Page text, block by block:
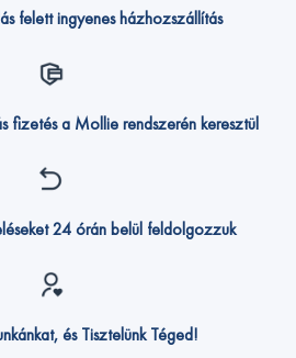
felett ingyenes házhozszállítás
fizetés a Mollie rendszerén keresztül
24 órán belül feldolgozzuk
és Tisztelünk Téged!